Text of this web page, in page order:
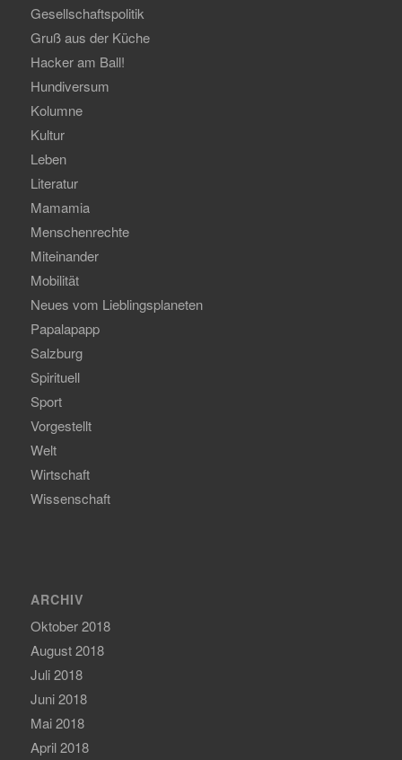
Gesellschaftspolitik
Gruß aus der Küche
Hacker am Ball!
Hundiversum
Kolumne
Kultur
Leben
Literatur
Mamamia
Menschenrechte
Miteinander
Mobilität
Neues vom Lieblingsplaneten
Papalapapp
Salzburg
Spirituell
Sport
Vorgestellt
Welt
Wirtschaft
Wissenschaft
ARCHIV
Oktober 2018
August 2018
Juli 2018
Juni 2018
Mai 2018
April 2018